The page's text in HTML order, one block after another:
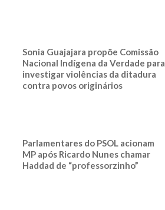
Sonia Guajajara propõe Comissão
Nacional Indígena da Verdade para
investigar violências da ditadura
contra povos originários
Parlamentares do PSOL acionam
MP após Ricardo Nunes chamar
Haddad de “professorzinho”